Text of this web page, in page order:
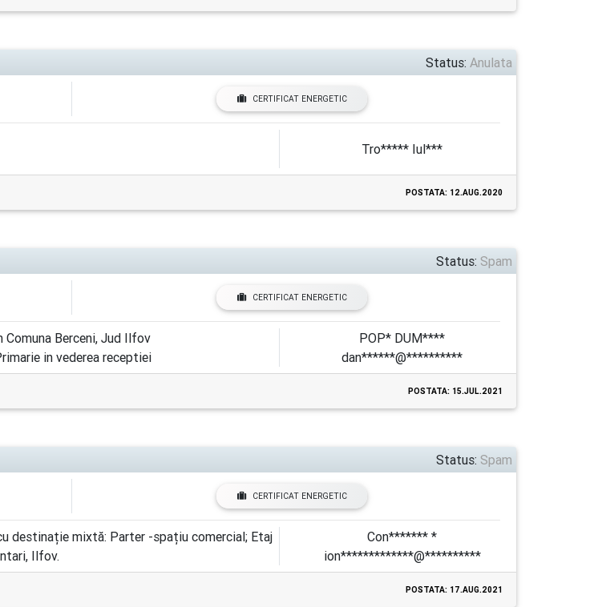
Status: Anulata
CERTIFICAT ENERGETIC
Tro***** Iul***
POSTATA: 12.AUG.2020
Status: Spam
CERTIFICAT ENERGETIC
Berceni, Jud Ilfov
in vederea receptiei
POP* DUM****
dan******@**********
POSTATA: 15.JUL.2021
Status: Spam
CERTIFICAT ENERGETIC
destinație mixtă: Parter -spațiu comercial; Etaj
Ilfov.
Con******* *
ion*************@**********
POSTATA: 17.AUG.2021